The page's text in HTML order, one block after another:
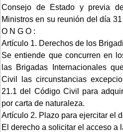
Consejo de Estado y previa
Ministros en su reunión del día
O N G O :
Artículo 1. Derechos de los
Se entiende que concurren en
las Brigadas Internacionales
Civil las circunstancias
21.1 del Código Civil para
por carta de naturaleza.
Artículo 2. Plazo para ejercitar el
El derecho a solicitar el acceso a